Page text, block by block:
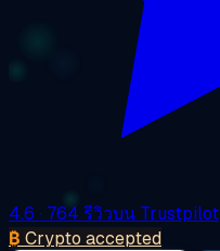
4.6 · 764 รีวิวบน Trustpilot
₿ Crypto accepted